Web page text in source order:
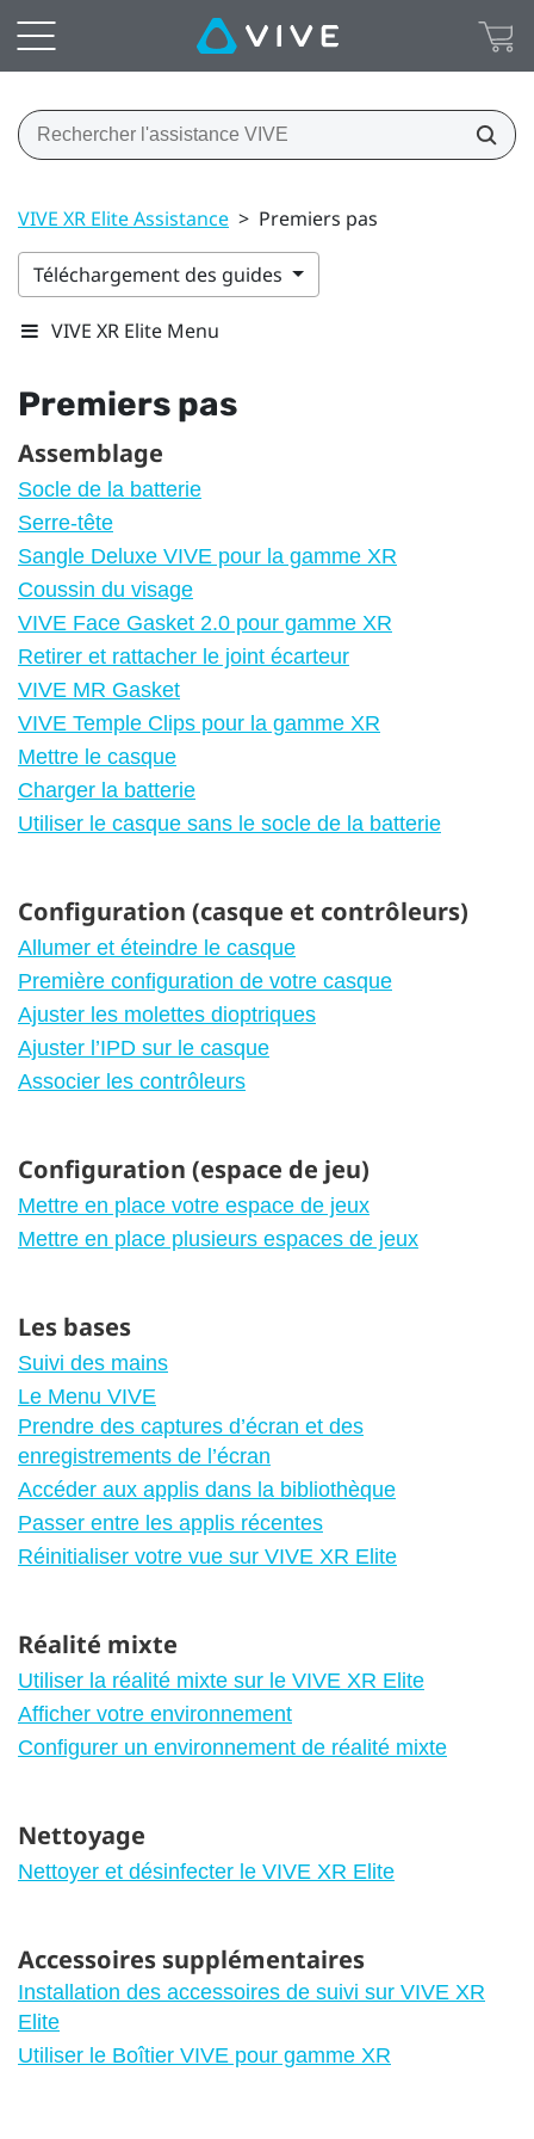
VIVE XR Elite Assistance > Premiers pas
Téléchargement des guides
VIVE XR Elite Menu
Premiers pas
Assemblage
Socle de la batterie
Serre-tête
Sangle Deluxe VIVE pour la gamme XR
Coussin du visage
VIVE Face Gasket 2.0 pour gamme XR
Retirer et rattacher le joint écarteur
VIVE MR Gasket
VIVE Temple Clips pour la gamme XR
Mettre le casque
Charger la batterie
Utiliser le casque sans le socle de la batterie
Configuration (casque et contrôleurs)
Allumer et éteindre le casque
Première configuration de votre casque
Ajuster les molettes dioptriques
Ajuster l’IPD sur le casque
Associer les contrôleurs
Configuration (espace de jeu)
Mettre en place votre espace de jeux
Mettre en place plusieurs espaces de jeux
Les bases
Suivi des mains
Le Menu VIVE
Prendre des captures d’écran et des
enregistrements de l’écran
Accéder aux applis dans la bibliothèque
Passer entre les applis récentes
Réinitialiser votre vue sur VIVE XR Elite
Réalité mixte
Utiliser la réalité mixte sur le VIVE XR Elite
Afficher votre environnement
Configurer un environnement de réalité mixte
Nettoyage
Nettoyer et désinfecter le VIVE XR Elite
Accessoires supplémentaires
Installation des accessoires de suivi sur VIVE XR
Elite
Utiliser le Boîtier VIVE pour gamme XR